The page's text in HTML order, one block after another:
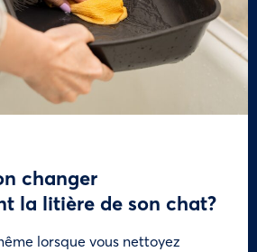
changer
la litière de son chat?
lorsque vous nettoyez